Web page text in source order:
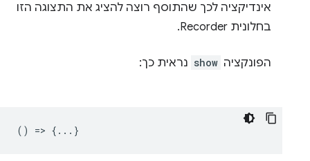
אינדיקציה לכך שהתוסף רוצה להציג את התצוגה הזו
בחלונית Recorder.
הפונקציה show נראית כך:
() => {...}